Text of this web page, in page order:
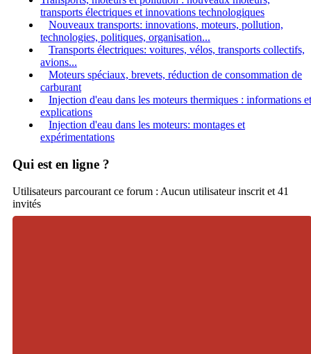
transports électriques et innovations technologiques
Nouveaux transports: innovations, moteurs, pollution,
technologies, politiques, organisation...
Transports électriques: voitures, vélos, transports collectifs,
avions...
Moteurs spéciaux, brevets, réduction de consommation de
carburant
Injection d'eau dans les moteurs thermiques : informations et
explications
Injection d'eau dans les moteurs: montages et
expérimentations
Qui est en ligne ?
Utilisateurs parcourant ce forum : Aucun utilisateur inscrit et 41
invités